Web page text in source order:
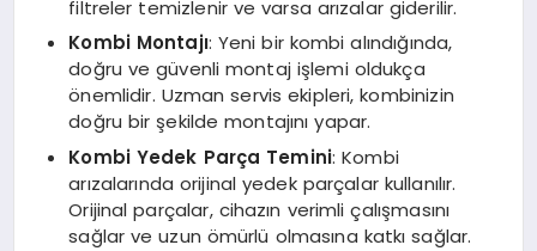
filtreler temizlenir ve varsa arızalar giderilir.
Kombi Montajı: Yeni bir kombi alındığında,
doğru ve güvenli montaj işlemi oldukça
önemlidir. Uzman servis ekipleri, kombinizin
doğru bir şekilde montajını yapar.
Kombi Yedek Parça Temini: Kombi
arızalarında orijinal yedek parçalar kullanılır.
Orijinal parçalar, cihazın verimli çalışmasını
sağlar ve uzun ömürlü olmasına katkı sağlar.